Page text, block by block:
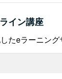
イン講座
たeラーニング